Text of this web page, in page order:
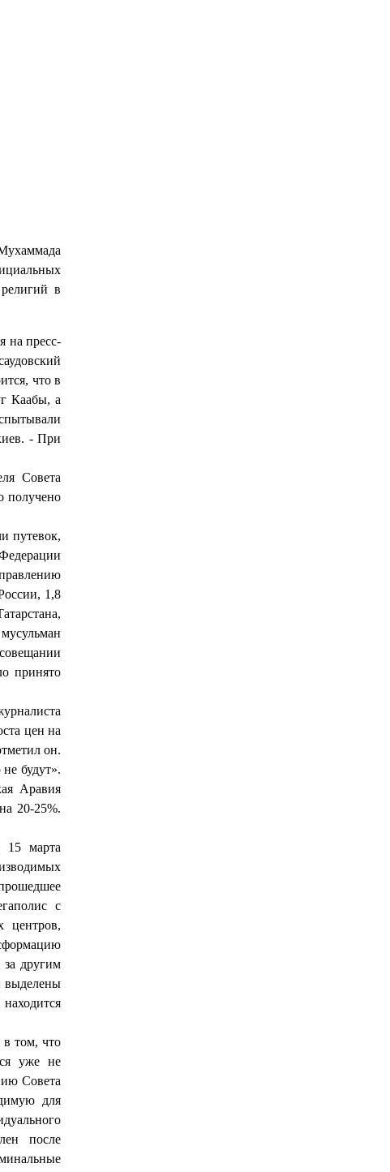
в
на пресс-
что в
Каабы, а
- При
Совета
получено
путевок,
1,8
принято
цен на
он.
будут».
Аравия
20-25%.
15 марта
с
центров,
другим
выделены
в том, что
уже не
Совета
для
после